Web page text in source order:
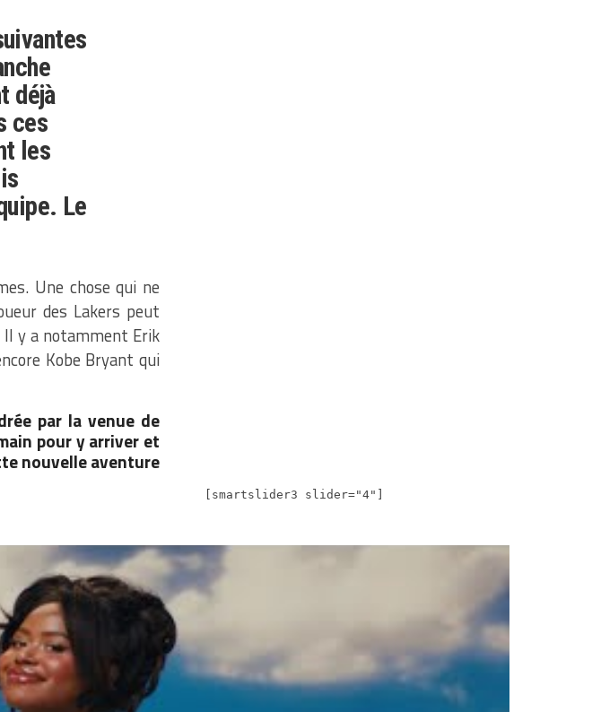
déjà
ces
les
Le
Une chose qui ne
des Lakers peut
y a notamment Erik
Kobe Bryant qui
par la venue de
pour y arriver et
nouvelle aventure
[smartslider3 slider="4"]